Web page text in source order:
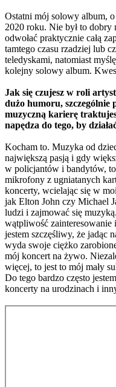
Ostatni mój solowy album,
2020 roku. Nie był to dobry
odwołać praktycznie całą
tamtego czasu rzadziej lub
teledyskami, natomiast
kolejny solowy album.
Jak się czujesz w roli
dużo humoru, szczególnie
muzyczną karierę
napędza do tego, by
Kocham to. Muzyka od
największą pasją i gdy
w policjantów i bandytów,
mikrofony z ugniatanych
koncerty, wcielając się w
jak Elton John czy Michael
ludzi i zajmować się
wątpliwość
jestem szczęśliwy, że jadąc
wyda swoje ciężko
mój koncert na żywo.
więcej, to jest to mój mały
Do tego bardzo często
koncerty na urodzinach i